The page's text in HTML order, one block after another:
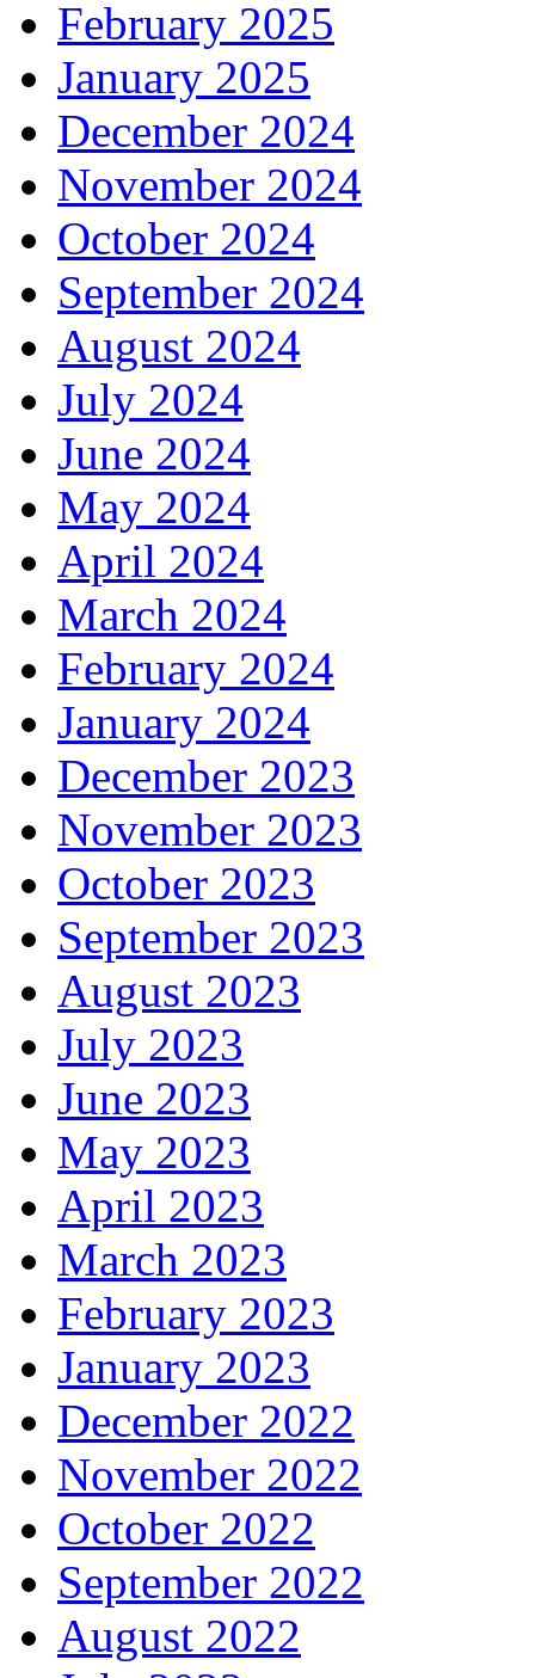
February 2025
January 2025
December 2024
November 2024
October 2024
September 2024
August 2024
July 2024
June 2024
May 2024
April 2024
March 2024
February 2024
January 2024
December 2023
November 2023
October 2023
September 2023
August 2023
July 2023
June 2023
May 2023
April 2023
March 2023
February 2023
January 2023
December 2022
November 2022
October 2022
September 2022
August 2022